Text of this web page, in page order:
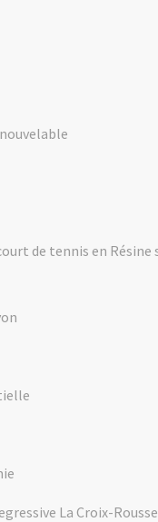
de tennis en Résine
La Croix-Rousse